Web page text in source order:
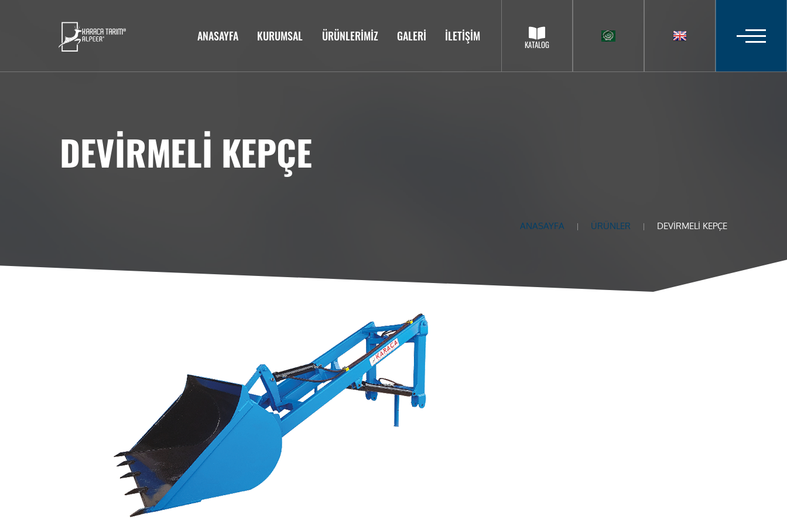
ANASAYFA KURUMSAL ÜRÜNLERİMİZ GALERİ İLETİŞİM
KATALOG
DEVİRMELİ KEPÇE
ANASAYFA ÜRÜNLER DEVİRMELİ KEPÇE